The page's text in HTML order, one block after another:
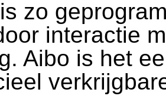
zo
interactie
Aibo is het